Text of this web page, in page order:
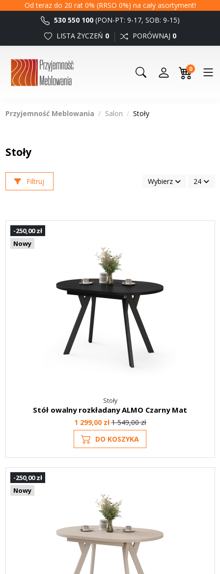
Od teraz do 20 rat 0% (RRSO 0%) na cały asortyment!
530 550 100 (PON-PT: 9-17, SOB: 9-15)
LISTA ŻYCZEŃ 0 PORÓWNAJ 0
0
Przyjemność Meblowania Salon Stoły
Stoły
Filtruj Wybierz 24
-250,00 zł
Nowy
Stoły
Stół owalny rozkładany ALMO Czarny Mat
1 299,00 zł1 549,00 zł
DO KOSZYKA
-250,00 zł
Nowy